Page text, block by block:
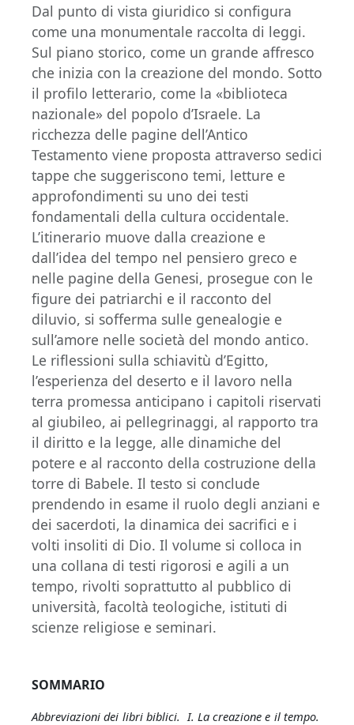
Dal punto di vista giuridico si configura
come una monumentale raccolta di leggi.
Sul piano storico, come un grande affresco
che inizia con la creazione del mondo. Sotto
il profilo letterario, come la «biblioteca
nazionale» del popolo d’Israele. La
ricchezza delle pagine dell’Antico
Testamento viene proposta attraverso sedici
tappe che suggeriscono temi, letture e
approfondimenti su uno dei testi
fondamentali della cultura occidentale.
L’itinerario muove dalla creazione e
dall’idea del tempo nel pensiero greco e
nelle pagine della Genesi, prosegue con le
figure dei patriarchi e il racconto del
diluvio, si sofferma sulle genealogie e
sull’amore nelle società del mondo antico.
Le riflessioni sulla schiavitù d’Egitto,
l’esperienza del deserto e il lavoro nella
terra promessa anticipano i capitoli riservati
al giubileo, ai pellegrinaggi, al rapporto tra
il diritto e la legge, alle dinamiche del
potere e al racconto della costruzione della
torre di Babele. Il testo si conclude
prendendo in esame il ruolo degli anziani e
dei sacerdoti, la dinamica dei sacrifici e i
volti insoliti di Dio. Il volume si colloca in
una collana di testi rigorosi e agili a un
tempo, rivolti soprattutto al pubblico di
università, facoltà teologiche, istituti di
scienze religiose e seminari.
SOMMARIO
Abbreviazioni dei libri biblici. I. La creazione e il tempo.